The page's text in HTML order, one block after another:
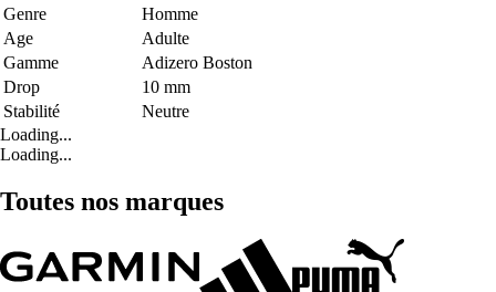
Genre
Homme
Age
Adulte
Gamme
Adizero Boston
Drop
10 mm
Stabilité
Neutre
Loading...
Loading...
Toutes nos marques